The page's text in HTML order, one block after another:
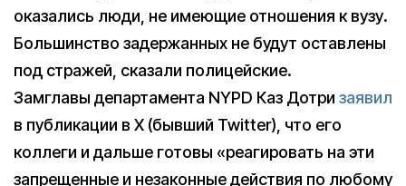
оказались люди, не имеющие отношения к вузу.
Большинство задержанных не будут оставлены
под стражей, сказали полицейские.
Замглавы департамента NYPD Каз Дотри заявил
в публикации в X (бывший Twitter), что его
коллеги и дальше готовы «реагировать на эти
запрещенные и незаконные действия по любому